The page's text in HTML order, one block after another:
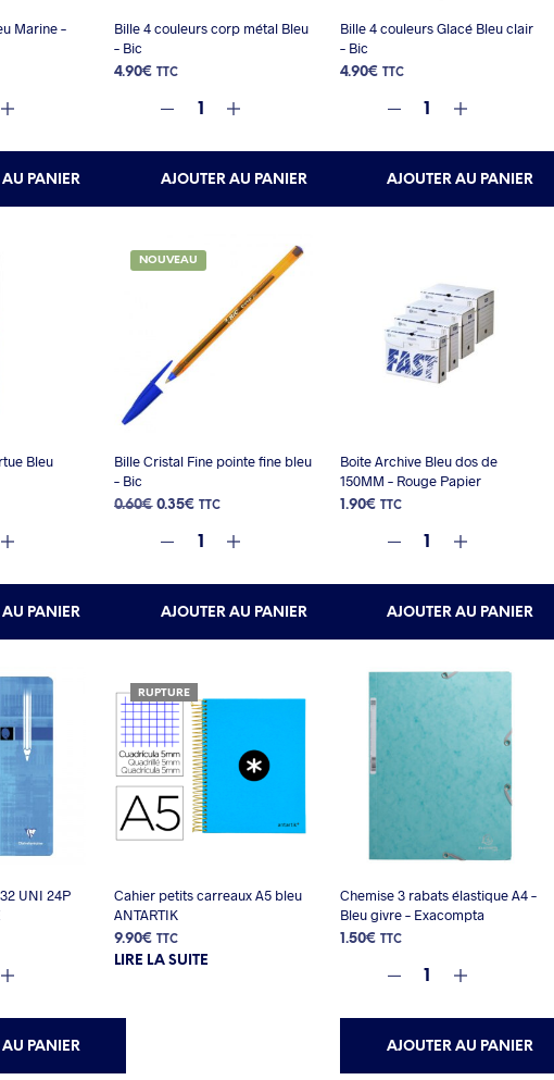
Marine –
AU PANIER
Bille 4 couleurs corp métal Bleu
– Bic
4.90€ TTC
AJOUTER AU PANIER
Bille 4 couleurs Glacé Bleu clair
– Bic
4.90€ TTC
AJOUTER AU PANIER
Bleu
AU PANIER
NOUVEAU
Bille Cristal Fine pointe fine bleu
– Bic
0.60€ Le
initial
0.60€.
0.35€Le
actuel
0.35€.
TTC
AJOUTER AU PANIER
Boite Archive Bleu dos de
150MM – Rouge Papier
1.90€ TTC
AJOUTER AU PANIER
UNI 24P
PANIER
RUPTURE
Cahier petits carreaux A5 bleu
ANTARTIK
9.90€ TTC
LIRE LA SUITE
Chemise 3 rabats élastique A4 –
Bleu givre – Exacompta
1.50€ TTC
AJOUTER AU PANIER